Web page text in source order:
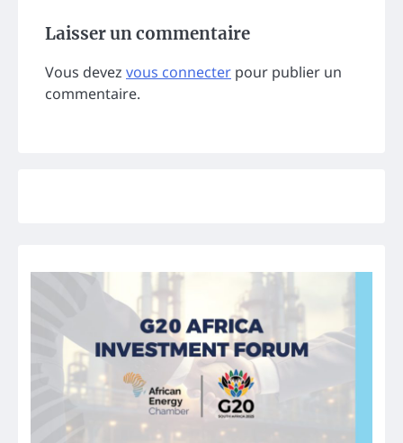
Laisser un commentaire
Vous devez vous connecter pour publier un
commentaire.